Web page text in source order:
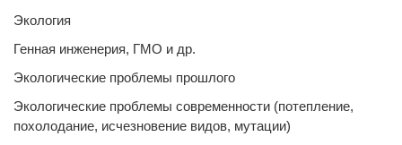
Экология
Генная инженерия, ГМО и др.
Экологические проблемы прошлого
Экологические проблемы современности (потепление,
похолодание, исчезновение видов, мутации)